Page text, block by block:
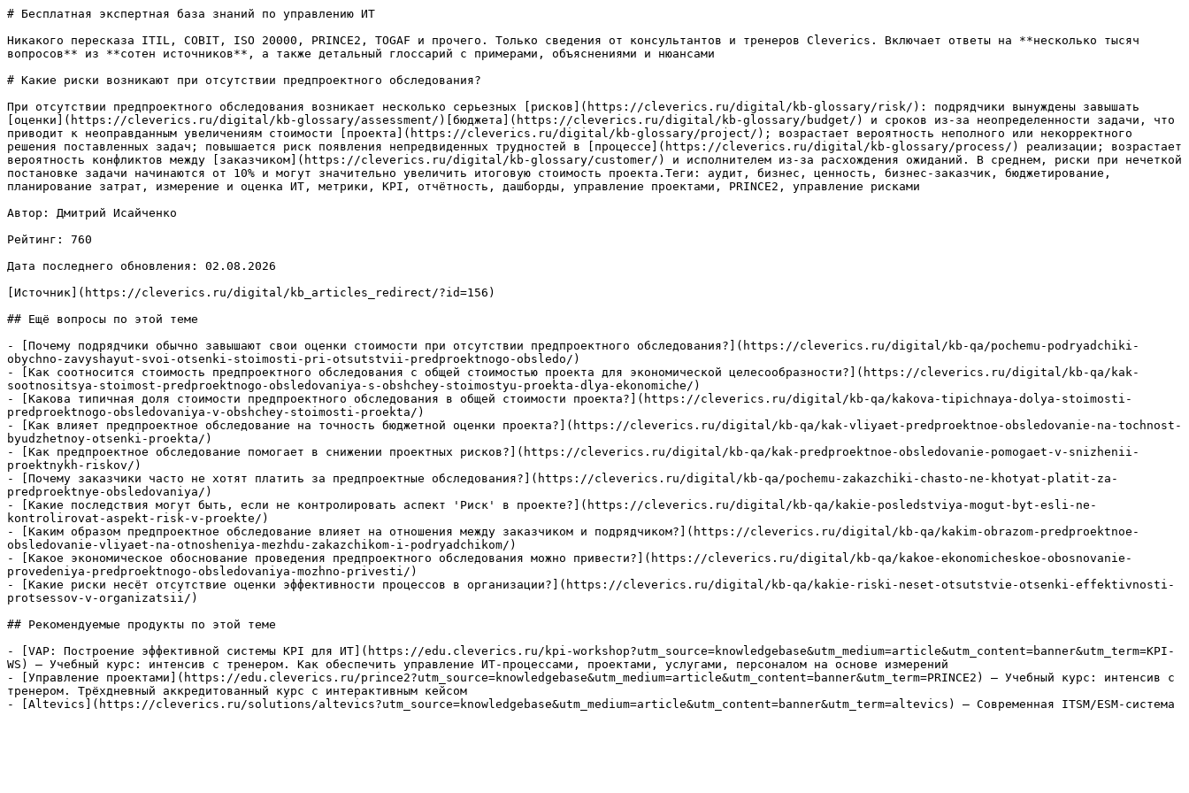
# Бесплатная экспертная база знаний по управлению ИТ
Никакого пересказа ITIL, COBIT, ISO 20000, PRINCE2, TOGAF и прочего. Только сведения от консультантов и тренеров Cleverics. Включает ответы на **несколько тысяч
вопросов** из **сотен источников**, а также детальный глоссарий с примерами, объяснениями и нюансами
# Какие риски возникают при отсутствии предпроектного обследования?
При отсутствии предпроектного обследования возникает несколько серьезных [рисков](https://cleverics.ru/digital/kb-glossary/risk/): подрядчики вынуждены завышать
[оценки](https://cleverics.ru/digital/kb-glossary/assessment/)[бюджета](https://cleverics.ru/digital/kb-glossary/budget/) и сроков из-за неопределенности задачи, что
приводит к неоправданным увеличениям стоимости [проекта](https://cleverics.ru/digital/kb-glossary/project/); возрастает вероятность неполного или некорректного
решения поставленных задач; повышается риск появления непредвиденных трудностей в [процессе](https://cleverics.ru/digital/kb-glossary/process/) реализации; возрастает
вероятность конфликтов между [заказчиком](https://cleverics.ru/digital/kb-glossary/customer/) и исполнителем из-за расхождения ожиданий. В среднем, риски при нечеткой
постановке задачи начинаются от 10% и могут значительно увеличить итоговую стоимость проекта.Теги: аудит, бизнес, ценность, бизнес-заказчик, бюджетирование,
планирование затрат, измерение и оценка ИТ, метрики, KPI, отчётность, дашборды, управление проектами, PRINCE2, управление рисками
Автор: Дмитрий Исайченко
Рейтинг: 760
Дата последнего обновления: 02.08.2026
[Источник](https://cleverics.ru/digital/kb_articles_redirect/?id=156)
## Ещё вопросы по этой теме
- [Почему подрядчики обычно завышают свои оценки стоимости при отсутствии предпроектного обследования?](https://cleverics.ru/digital/kb-qa/pochemu-podryadchiki-
obychno-zavyshayut-svoi-otsenki-stoimosti-pri-otsutstvii-predproektnogo-obsledo/)
- [Как соотносится стоимость предпроектного обследования с общей стоимостью проекта для экономической целесообразности?](https://cleverics.ru/digital/kb-qa/kak-
sootnositsya-stoimost-predproektnogo-obsledovaniya-s-obshchey-stoimostyu-proekta-dlya-ekonomiche/)
- [Какова типичная доля стоимости предпроектного обследования в общей стоимости проекта?](https://cleverics.ru/digital/kb-qa/kakova-tipichnaya-dolya-stoimosti-
predproektnogo-obsledovaniya-v-obshchey-stoimosti-proekta/)
- [Как влияет предпроектное обследование на точность бюджетной оценки проекта?](https://cleverics.ru/digital/kb-qa/kak-vliyaet-predproektnoe-obsledovanie-na-tochnost-
byudzhetnoy-otsenki-proekta/)
- [Как предпроектное обследование помогает в снижении проектных рисков?](https://cleverics.ru/digital/kb-qa/kak-predproektnoe-obsledovanie-pomogaet-v-snizhenii-
proektnykh-riskov/)
- [Почему заказчики часто не хотят платить за предпроектные обследования?](https://cleverics.ru/digital/kb-qa/pochemu-zakazchiki-chasto-ne-khotyat-platit-za-
predproektnye-obsledovaniya/)
- [Какие последствия могут быть, если не контролировать аспект 'Риск' в проекте?](https://cleverics.ru/digital/kb-qa/kakie-posledstviya-mogut-byt-esli-ne-
kontrolirovat-aspekt-risk-v-proekte/)
- [Каким образом предпроектное обследование влияет на отношения между заказчиком и подрядчиком?](https://cleverics.ru/digital/kb-qa/kakim-obrazom-predproektnoe-
obsledovanie-vliyaet-na-otnosheniya-mezhdu-zakazchikom-i-podryadchikom/)
- [Какое экономическое обоснование проведения предпроектного обследования можно привести?](https://cleverics.ru/digital/kb-qa/kakoe-ekonomicheskoe-obosnovanie-
provedeniya-predproektnogo-obsledovaniya-mozhno-privesti/)
- [Какие риски несёт отсутствие оценки эффективности процессов в организации?](https://cleverics.ru/digital/kb-qa/kakie-riski-neset-otsutstvie-otsenki-effektivnosti-
protsessov-v-organizatsii/)
## Рекомендуемые продукты по этой теме
- [VAP: Построение эффективной системы KPI для ИТ](https://edu.cleverics.ru/kpi-workshop?utm_source=knowledgebase&utm_medium=article&utm_content=banner&utm_term=KPI-
WS) — Учебный курс: интенсив с тренером. Как обеспечить управление ИТ-процессами, проектами, услугами, персоналом на основе измерений
- [Управление проектами](https://edu.cleverics.ru/prince2?utm_source=knowledgebase&utm_medium=article&utm_content=banner&utm_term=PRINCE2) — Учебный курс: интенсив с
тренером. Трёхдневный аккредитованный курс с интерактивным кейсом
- [Altevics](https://cleverics.ru/solutions/altevics?utm_source=knowledgebase&utm_medium=article&utm_content=banner&utm_term=altevics) — Современная ITSM/ESM-система